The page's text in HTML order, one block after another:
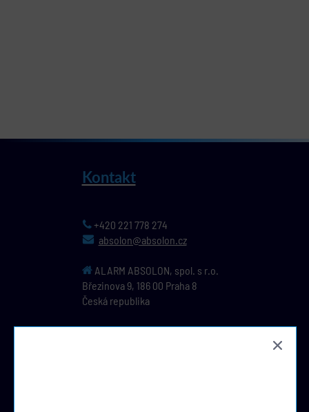
Kontakt
+420 221 778 274
absolon@absolon.cz
ALARM ABSOLON, spol. s r.o.
Březinova 9, 186 00 Praha 8
Česká republika